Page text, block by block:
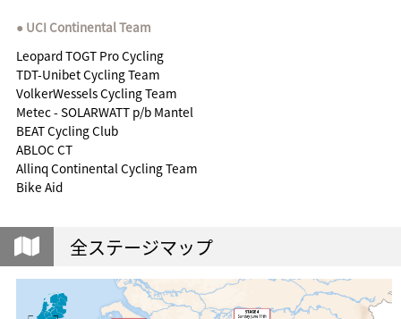
UCI Continental Team
Leopard TOGT Pro Cycling
TDT-Unibet Cycling Team
VolkerWessels Cycling Team
Metec - SOLARWATT p/b Mantel
BEAT Cycling Club
ABLOC CT
Allinq Continental Cycling Team
Bike Aid
全ステージマップ